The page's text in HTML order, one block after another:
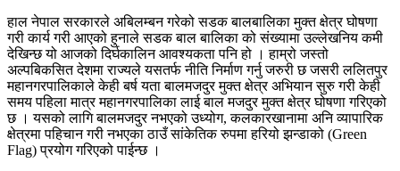
हाल नेपाल सरकारले अबिलम्बन गरेको सडक बालबालिका मुक्त क्षेत्र घोषणा
गरी कार्य गरी आएको हुनाले सडक बाल बालिका को संख्यामा उल्लेखनिय कमी
देखिन्छ यो आजको दिर्घकालिन आवश्यकता पनि हो । हाम्रो जस्तो
अल्पबिकसित देशमा राज्यले यसतर्फ नीति निर्माण गर्नु जरुरी छ जसरी ललितपुर
महानगरपालिकाले केही बर्ष यता बालमजदुर मुक्त क्षेत्र अभियान सुरु गरी केही
समय पहिला मात्र महानगरपालिका लाई बाल मजदुर मुक्त क्षेत्र घोषणा गरिएको
छ । यसको लागि बालमजदुर नभएको उध्योग, कलकारखानामा अनि व्यापारिक
क्षेत्रमा पहिचान गरी नभएका ठाउँ सांकेतिक रुपमा हरियो झन्डाको (Green
Flag) प्रयोग गरिएको पाईन्छ ।